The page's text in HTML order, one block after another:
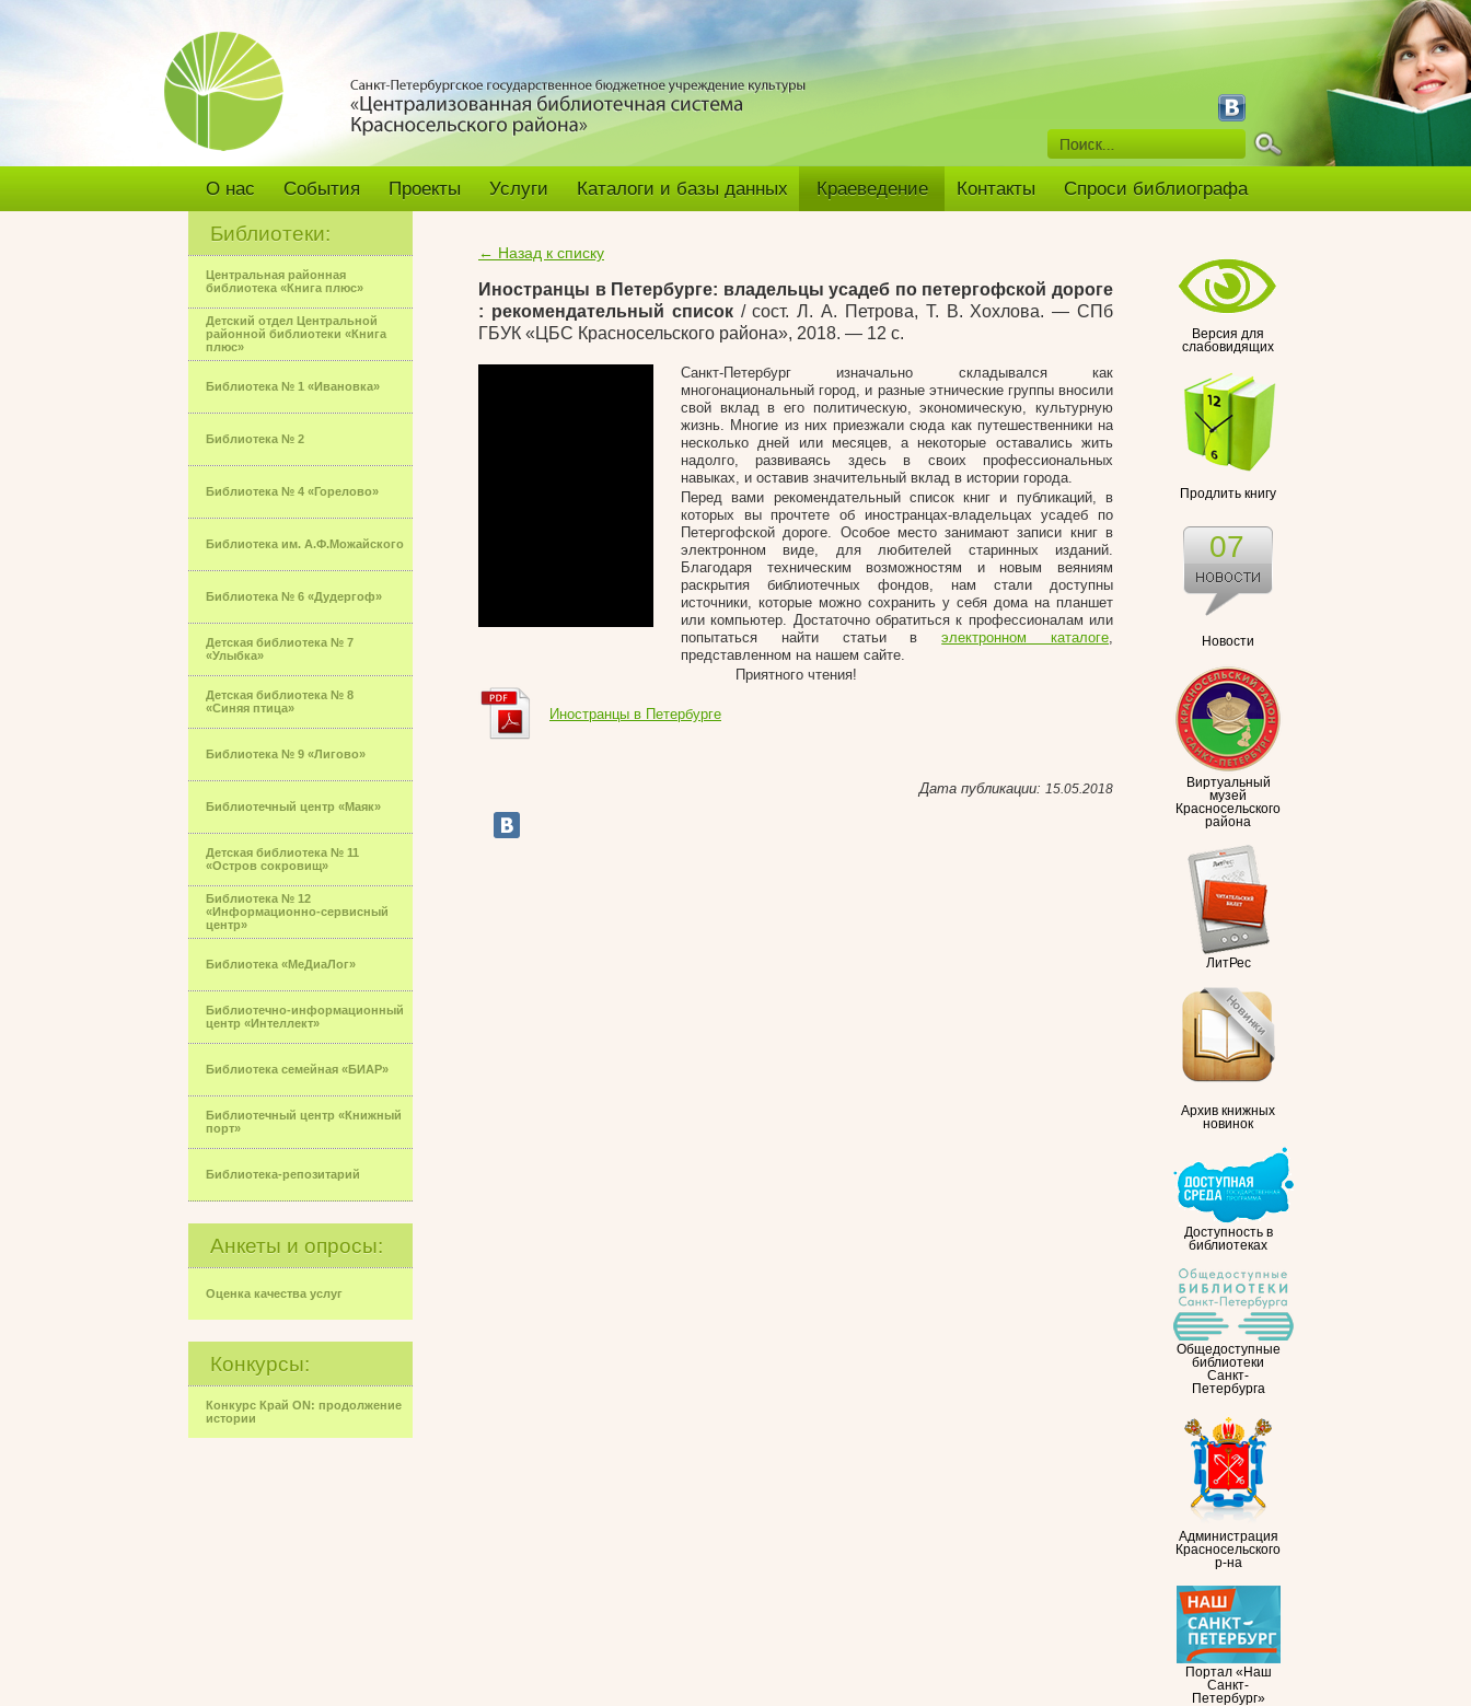
О нас События Проекты Услуги Каталоги и базы данных Краеведение Контакты Спроси библиографа
Библиотеки:
Центральная районная
библиотека «Книга плюс»
Детский отдел Центральной
районной библиотеки «Книга
плюс»
Библиотека № 1 «Ивановка»
Библиотека № 2
Библиотека № 4 «Горелово»
Библиотека им. А.Ф.Можайского
Библиотека № 6 «Дудергоф»
Детская библиотека № 7
«Улыбка»
Детская библиотека № 8
«Синяя птица»
Библиотека № 9 «Лигово»
Библиотечный центр «Маяк»
Детская библиотека № 11
«Остров сокровищ»
Библиотека № 12
«Информационно-сервисный
центр»
Библиотека «МеДиаЛог»
Библиотечно-информационный
центр «Интеллект»
Библиотека семейная «БИАР»
Библиотечный центр «Книжный
порт»
Библиотека-репозитарий
Анкеты и опросы:
Оценка качества услуг
Конкурсы:
Конкурс Край ON: продолжение
истории
Версия для
слабовидящих
Продлить книгу
Новости
07
Виртуальный
музей
Красносельского
района
ЛитРес
Архив книжных
новинок
Доступность в
библиотеках
Общедоступные
библиотеки
Санкт-
Петербурга
Администрация
Красносельского
р-на
Портал «Наш
Санкт-
Петербург»
← Назад к списку
Иностранцы в Петербурге: владельцы усадеб по петергофской дороге
: рекомендательный список / сост.Л. А. Петрова, Т. В. Хохлова. — СПб
ГБУК «ЦБС Красносельского района», 2018. — 12 с.
Санкт-Петербург изначально складывался как
многонациональный город, и разные этнические группы вносили
свой вклад в его политическую, экономическую, культурную
жизнь. Многие из них приезжали сюда как путешественники на
несколько дней или месяцев, а некоторые оставались жить
надолго, развиваясь здесь в своих профессиональных
навыках, и оставив значительный вклад в истории города.
Перед вами рекомендательный список книг и публикаций, в
которых вы прочтете об иностранцах-владельцах усадеб по
Петергофской дороге. Особое место занимают записи книг в
электронном виде, для любителей старинных изданий.
Благодаря техническим возможностям и новым веяниям
раскрытия библиотечных фондов, нам стали доступны
источники, которые можно сохранить у себя дома на планшет
или компьютер. Достаточно обратиться к профессионалам или
попытаться найти статьи вэлектронном каталоге,
представленном на нашем сайте.
Приятного чтения!
Иностранцы в Петербурге
Дата публикации: 15.05.2018